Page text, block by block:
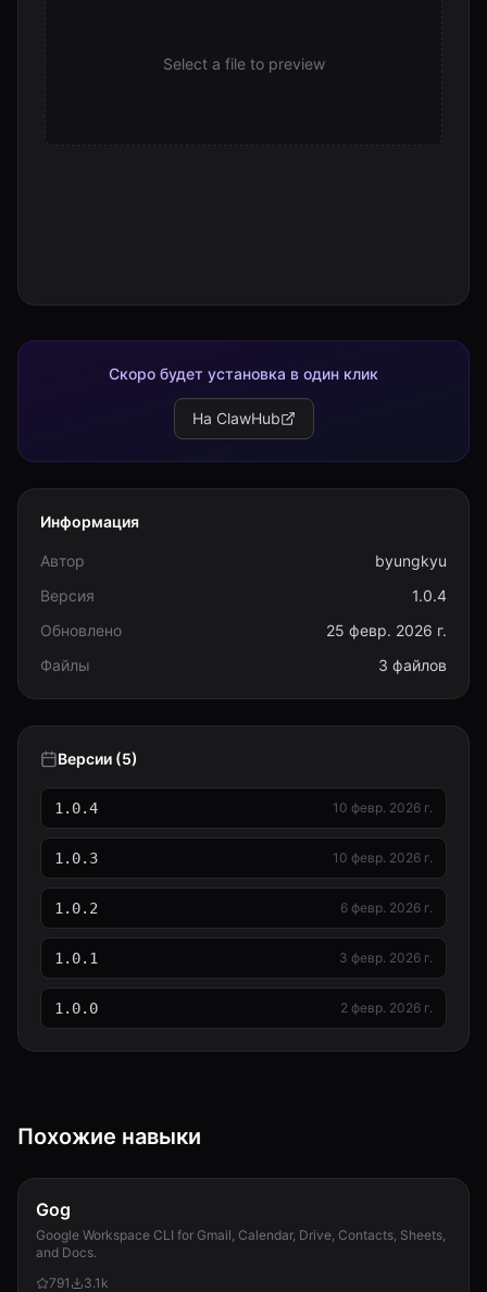
Select a file to preview
Скоро будет установка в один клик
На ClawHub
Информация
Автор
byungkyu
Версия
1.0.4
Обновлено
25 февр. 2026 г.
Файлы
3 файлов
Версии (5)
1.0.4 10 февр. 2026 г.
1.0.3 10 февр. 2026 г.
1.0.2 6 февр. 2026 г.
1.0.1 3 февр. 2026 г.
1.0.0 2 февр. 2026 г.
Похожие навыки
Gog
Google Workspace CLI for Gmail, Calendar, Drive, Contacts, Sheets,
and Docs.
791
3.1k